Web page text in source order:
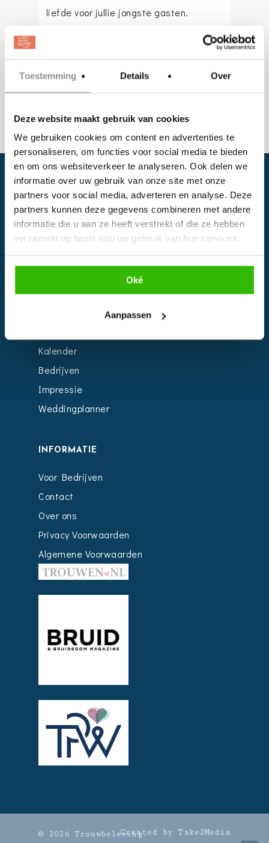
Toestemming Details Over
Deze website maakt gebruik van cookies
We gebruiken cookies om content en advertenties te
personaliseren, om functies voor social media te bieden
en om ons websiteverkeer te analyseren. Ook delen we
informatie over uw gebruik van onze site met onze
partners voor social media, adverteren en analyse. Deze
partners kunnen deze gegevens combineren met andere
informatie die u aan ze heeft verstrekt of die ze hebben
verzameld op basis van uw gebruik van hun services.
Oké
Aanpassen
liefde voor jullie jongste gasten.
Facebook
Kalender
Bedrijven
Impressie
Weddingplanner
INFORMATIE
Voor Bedrijven
Contact
Over ons
Privacy Voorwaarden
Algemene Voorwaarden
© 2026 Trouwbeleving.Created by Take2Media